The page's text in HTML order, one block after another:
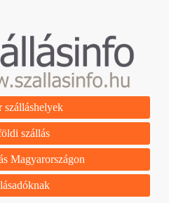
szálláshelyek
szállás
Magyarországon